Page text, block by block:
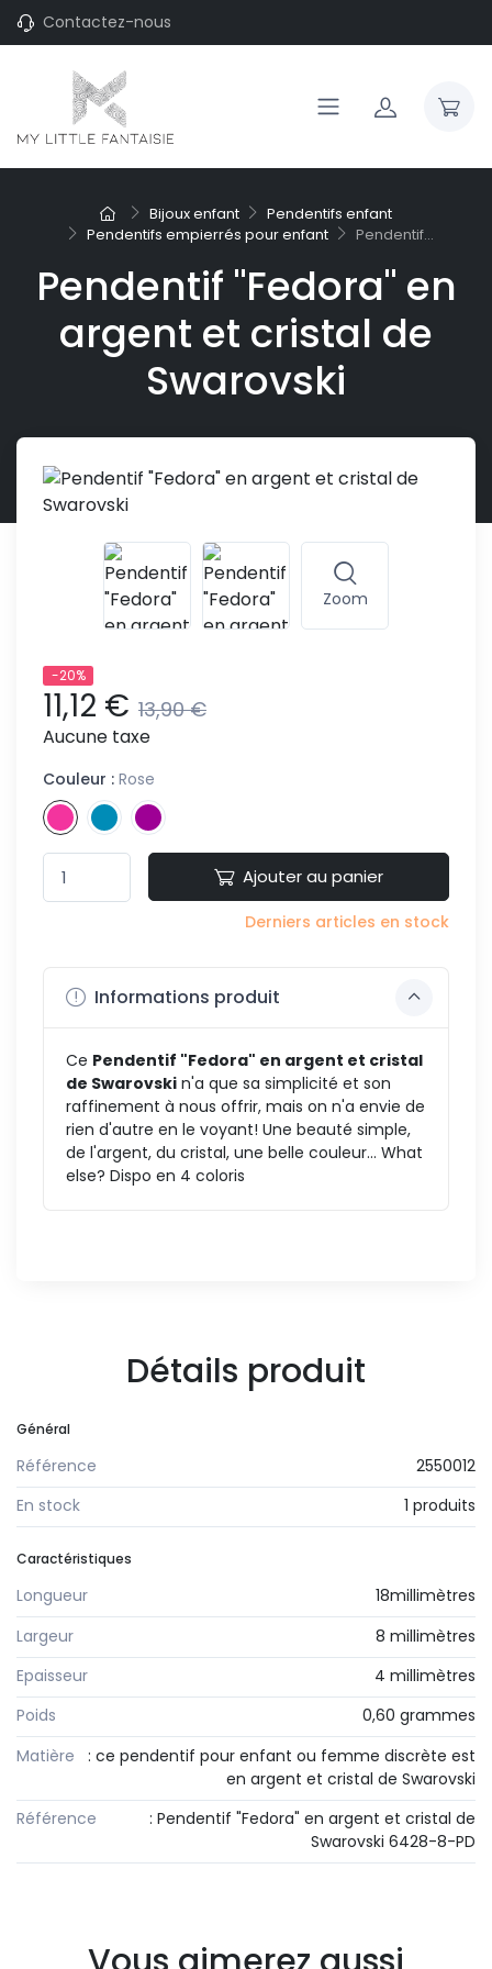
Contactez-nous
Bijoux enfant
Pendentifs enfant
Pendentifs empierrés pour enfant
Pendentif...
Pendentif "Fedora" en
argent et cristal de
Swarovski
Zoom
-20%
11,12 € 13,90 €
Aucune taxe
Couleur : Rose
Ajouter au panier
Derniers articles en stock
Informations produit
Ce Pendentif "Fedora" en argent et cristal
de Swarovski n'a que sa simplicité et son
raffinement à nous offrir, mais on n'a envie de
rien d'autre en le voyant! Une beauté simple,
de l'argent, du cristal, une belle couleur... What
else? Dispo en 4 coloris
Détails produit
Général
Référence
2550012
En stock
1 produits
Caractéristiques
Longueur
18millimètres
Largeur
8 millimètres
Epaisseur
4 millimètres
Poids
0,60 grammes
Matière
: ce pendentif pour enfant ou femme discrète est
en argent et cristal de Swarovski
Référence
: Pendentif "Fedora" en argent et cristal de
Swarovski 6428-8-PD